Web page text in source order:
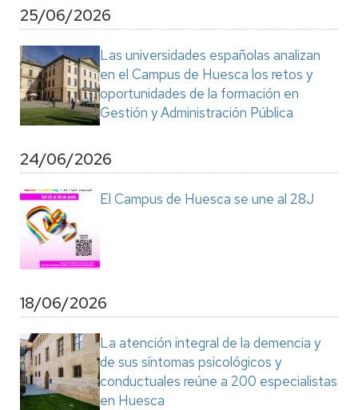
25/06/2026
Las universidades españolas analizan
en el Campus de Huesca los retos y
oportunidades de la formación en
Gestión y Administración Pública
24/06/2026
El Campus de Huesca se une al 28J
18/06/2026
La atención integral de la demencia y
de sus síntomas psicológicos y
conductuales reúne a 200 especialistas
en Huesca